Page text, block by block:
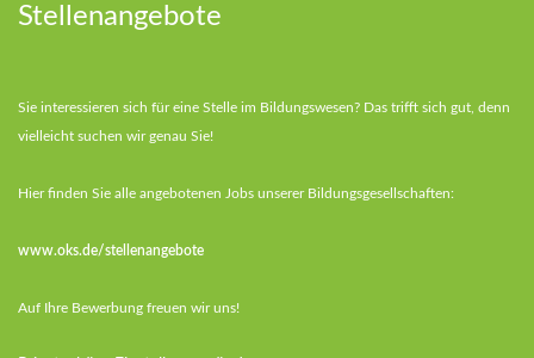
Stellenangebote
Sie interessieren sich für eine Stelle im Bildungswesen? Das trifft sich gut, denn
vielleicht suchen wir genau Sie!
Hier finden Sie alle angebotenen Jobs unserer Bildungsgesellschaften:
www.oks.de/stellenangebote
Auf Ihre Bewerbung freuen wir uns!